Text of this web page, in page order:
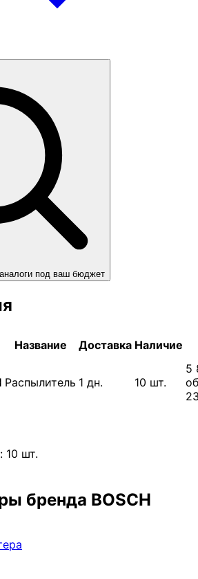
под ваш бюджет
Название Доставка Наличие
Распылитель 1 дн. 10 шт.
5
10 шт.
бренда BOSCH